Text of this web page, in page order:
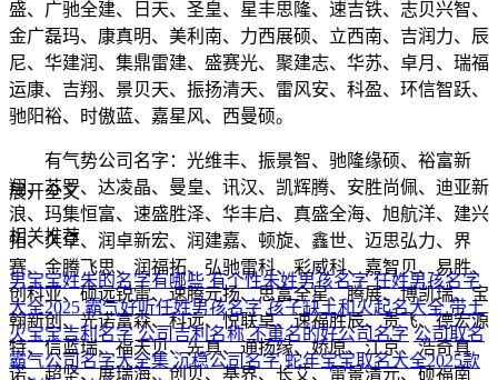
盛、广驰全建、日天、圣皇、星丰思隆、速吉铁、志贝兴智、
金广磊玛、康真明、美利南、力西展硕、立西南、吉润力、辰
尼、华建润、集鼎雷建、盛赛光、聚建志、华苏、卓月、瑞福
运康、吉翔、景贝天、振扬清天、雷风安、科盈、环信智跃、
驰阳裕、时傲蓝、嘉星风、西曼硕。
有气势公司名字：光维丰、振景智、驰隆缘硕、裕富新
翔、苏罗、达凌晶、曼皇、讯汉、凯辉腾、安胜尚佩、迪亚新
浪、玛集恒富、速盛胜泽、华丰启、真盛全海、旭航洋、建兴
拓、久卓、润卓新宏、润建嘉、顿旋、鑫世、迈思弘力、界
赛、金腾飞思、润福拓、弘驰雷科、彩威科、嘉智贝、易胜、
创科亚、硕远锐雷、速腾元扬、思富全星、腾展、博凯瑞、宝
翰新创、光诺富森、科远、悦联卓、速福胜辰、贵飞、德宏源
特、信蓝瑞、福天贝、先真、通扬缘、娇原、江京、浩奇真
诺、超坚、展瑞海、创贝、基界、长艾、雷景清元、硕福南
展开全文
相关推荐
男宝宝姓朱的名字有哪些 有个性朱姓男孩名字 任姓男孩名字
大全2025 霸气好听任姓男孩名字 孩子缺土和火起名大全 带土
火宝宝吉利名字 公司吉利名称 不重名的好公司名字 公司取名
霸气公司名字大全集 沉稳公司名字 蛇年宝宝取名大全2025款